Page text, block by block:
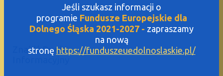
Znajdź Punkt
Informacyjny
Jeśli szukasz informacji o
programie Fundusze Europejskie dla
Dolnego Śląska 2021-2027 - zapraszamy
na nową
stronę https://funduszeuedolnoslaskie.pl/